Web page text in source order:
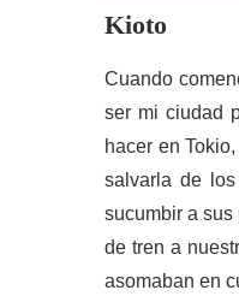
Kioto
Cuando
ser mi ciudad
hacer en
salvarla de
sucumbir a sus
de tren a
asomaban en